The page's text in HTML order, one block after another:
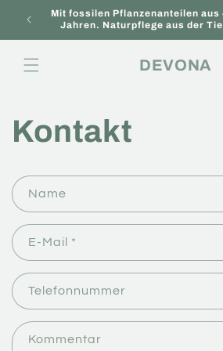
zum
Mit fossilen Pflanzenanteilen aus
Jahren. Naturpflege aus der
DEVONA
Kontakt
K
o
n
t
k
t
f
Name
E-Mail *
Telefonnummer
Kommentar